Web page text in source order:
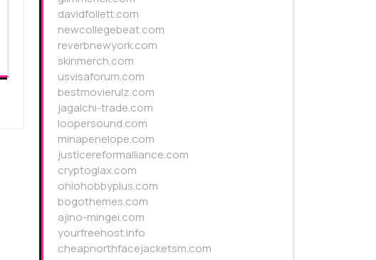
davidfollett.com
newcollegebeat.com
reverbnewyork.com
skinmerch.com
usvisaforum.com
bestmovierulz.com
jagalchi-trade.com
loopersound.com
minapenelope.com
justicereformalliance.com
cryptoglax.com
ohiohobbyplus.com
bogothemes.com
ajino-mingei.com
yourfreehost.info
cheapnorthfacejacketsm.com